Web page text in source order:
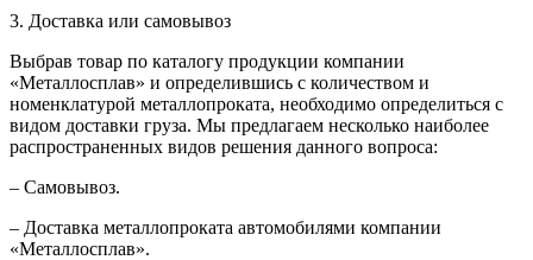
3. Доставка или самовывоз
Выбрав товар по каталогу продукции компании
«Металлосплав» и определившись с количеством и
номенклатурой металлопроката, необходимо определиться с
видом доставки груза. Мы предлагаем несколько наиболее
распространенных видов решения данного вопроса:
– Самовывоз.
– Доставка металлопроката автомобилями компании
«Металлосплав».